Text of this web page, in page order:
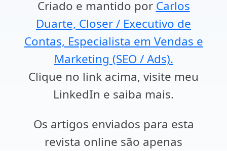
Criado e mantido por Carlos
Duarte, Closer / Executivo de
Contas, Especialista em Vendas e
Marketing (SEO / Ads).
Clique no link acima, visite meu
LinkedIn e saiba mais.
Os artigos enviados para esta
revista online são apenas